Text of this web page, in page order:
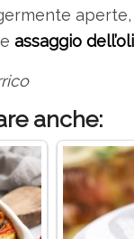
assaggio
anche: